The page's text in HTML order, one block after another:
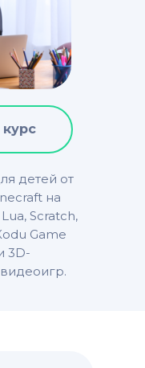
детей от
на
Scratch,
Game
3D-